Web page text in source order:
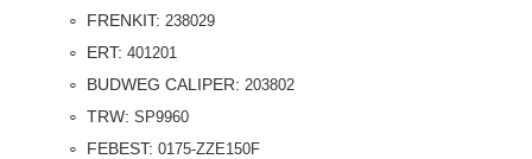
FRENKIT: 238029
ERT: 401201
BUDWEG CALIPER: 203802
TRW: SP9960
FEBEST: 0175-ZZE150F